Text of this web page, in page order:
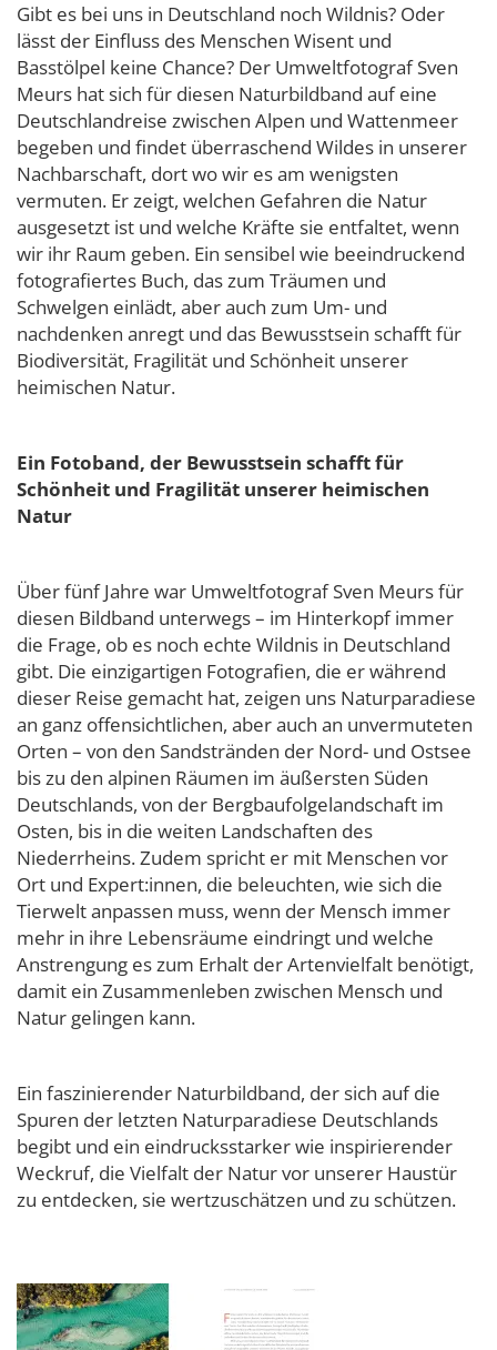
Gibt es bei uns in Deutschland noch Wildnis? Oder
lässt der Einfluss des Menschen Wisent und
Basstölpel keine Chance? Der Umweltfotograf Sven
Meurs hat sich für diesen Naturbildband auf eine
Deutschlandreise zwischen Alpen und Wattenmeer
begeben und findet überraschend Wildes in unserer
Nachbarschaft, dort wo wir es am wenigsten
vermuten. Er zeigt, welchen Gefahren die Natur
ausgesetzt ist und welche Kräfte sie entfaltet, wenn
wir ihr Raum geben. Ein sensibel wie beeindruckend
fotografiertes Buch, das zum Träumen und
Schwelgen einlädt, aber auch zum Um- und
nachdenken anregt und das Bewusstsein schafft für
Biodiversität, Fragilität und Schönheit unserer
heimischen Natur.
Ein Fotoband, der Bewusstsein schafft für
Schönheit und Fragilität unserer heimischen
Natur
Über fünf Jahre war Umweltfotograf Sven Meurs für
diesen Bildband unterwegs – im Hinterkopf immer
die Frage, ob es noch echte Wildnis in Deutschland
gibt. Die einzigartigen Fotografien, die er während
dieser Reise gemacht hat, zeigen uns Naturparadiese
an ganz offensichtlichen, aber auch an unvermuteten
Orten – von den Sandstränden der Nord- und Ostsee
bis zu den alpinen Räumen im äußersten Süden
Deutschlands, von der Bergbaufolgelandschaft im
Osten, bis in die weiten Landschaften des
Niederrheins. Zudem spricht er mit Menschen vor
Ort und Expert:innen, die beleuchten, wie sich die
Tierwelt anpassen muss, wenn der Mensch immer
mehr in ihre Lebensräume eindringt und welche
Anstrengung es zum Erhalt der Artenvielfalt benötigt,
damit ein Zusammenleben zwischen Mensch und
Natur gelingen kann.
Ein faszinierender Naturbildband, der sich auf die
Spuren der letzten Naturparadiese Deutschlands
begibt und ein eindrucksstarker wie inspirierender
Weckruf, die Vielfalt der Natur vor unserer Haustür
zu entdecken, sie wertzuschätzen und zu schützen.